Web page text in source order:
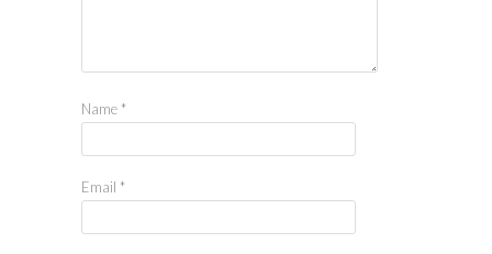
Name *
Email *